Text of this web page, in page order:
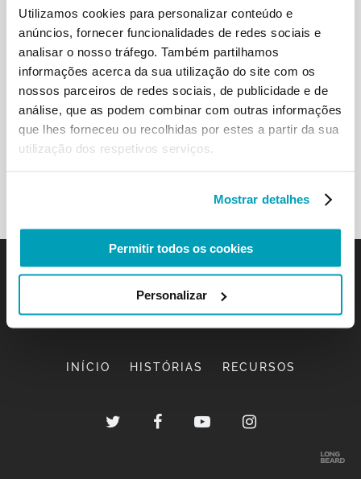
Utilizamos cookies para personalizar conteúdo e
anúncios, fornecer funcionalidades de redes sociais e
analisar o nosso tráfego. Também partilhamos
informações acerca da sua utilização do site com os
nossos parceiros de redes sociais, de publicidade e de
análise, que as podem combinar com outras informações
que lhes forneceu ou recolhidas por estes a partir da sua
utilização dos respetivos serviços.
Mostrar detalhes
Permitir todos os cookies
Personalizar
INÍCIO HISTÓRIAS RECURSOS